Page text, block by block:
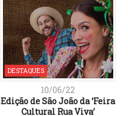
DESTAQUES
10/06/22
Edição de São João da ‘Feira
Cultural Rua Viva’